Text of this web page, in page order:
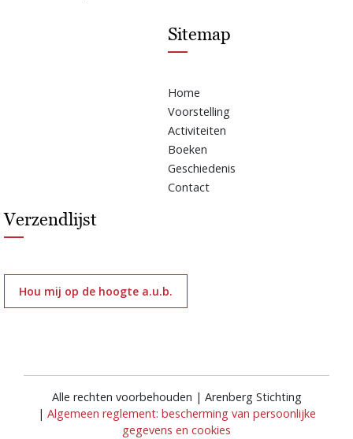
Sitemap
Home
Voorstelling
Activiteiten
Boeken
Geschiedenis
Contact
Verzendlijst
Hou mij op de hoogte a.u.b.
Alle rechten voorbehouden | Arenberg Stichting
| Algemeen reglement: bescherming van persoonlijke
gegevens en cookies